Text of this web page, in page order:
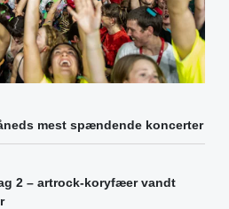
mest spændende koncerter
2 – artrock-koryfæer vandt